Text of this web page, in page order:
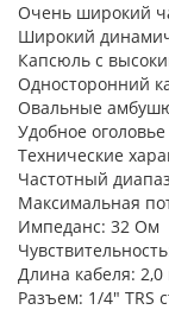
Очень широкий
Широкий
Капсюль с
Односторонний
Овальные
Удобное оголовье
Технические
Частотный
Максимальная
Импеданс: 32 Ом
Длина кабеля: 2,0
Разъем: 1/4" TRS